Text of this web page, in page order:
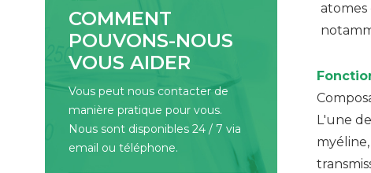
atomes
L'une
COMMENT
POUVONS-NOUS
VOUS AIDER
Vous peut nous contacter de
manière pratique pour vous.
Nous sont disponibles 24 / 7 via
email ou téléphone.